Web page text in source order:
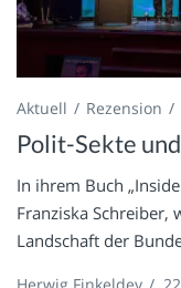
Aktuell Rezension
Polit-Sekte
In ihrem Buch
Franziska
Landschaft der